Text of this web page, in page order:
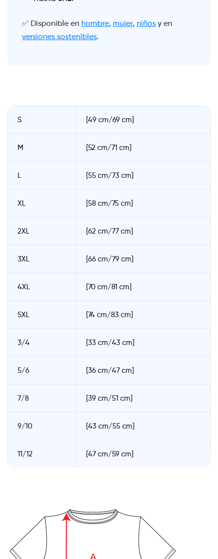
✅ Disponible en hombre, mujer, niños y en
versiones sostenibles.
S [49 cm/69 cm]
M [52 cm/71 cm]
L [55 cm/73 cm]
XL [58 cm/75 cm]
2XL [62 cm/77 cm]
3XL [66 cm/79 cm]
4XL [70 cm/81 cm]
5XL [74 cm/83 cm]
3/4 [33 cm/43 cm]
5/6 [36 cm/47 cm]
7/8 [39 cm/51 cm]
9/10 [43 cm/55 cm]
11/12 [47 cm/59 cm]